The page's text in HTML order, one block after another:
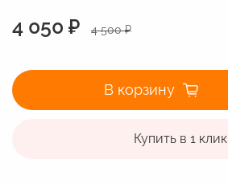
4 050 ₽ 4 500 ₽
В корзину
Купить в 1 клик